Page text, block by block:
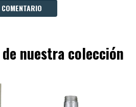
COMENTARIO
nuestra colección